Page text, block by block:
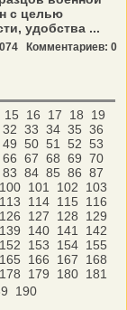
с целью
удобства ...
Комментариев: 0
15 16 17 18
19
32 33 34 35 36
49 50 51 52 53
66 67 68 69 70
83 84 85 86 87
100 101 102
103
113 114 115
116
126 127 128
129
139 140 141
142
152 153 154 155
165 166 167
168
178 179 180 181
190